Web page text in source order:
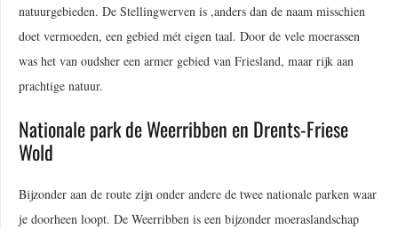
natuurgebieden. De Stellingwerven is ,anders dan de naam misschien
doet vermoeden, een gebied mét eigen taal. Door de vele moerassen
was het van oudsher een armer gebied van Friesland, maar rijk aan
prachtige natuur.
Nationale park de Weerribben en Drents-Friese
Wold
Bijzonder aan de route zijn onder andere de twee nationale parken waar
je doorheen loopt. De Weerribben is een bijzonder moeraslandschap